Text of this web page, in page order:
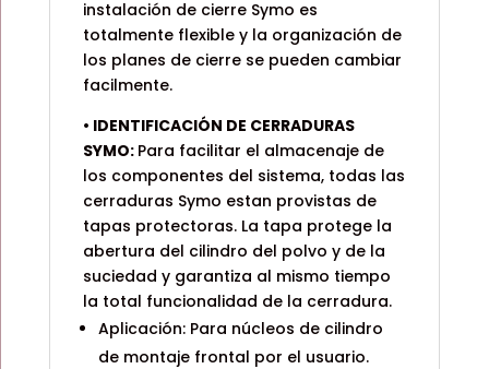
instalación de cierre Symo es
totalmente flexible y la organización de
los planes de cierre se pueden cambiar
facilmente.
• IDENTIFICACIÓN DE CERRADURAS
SYMO: Para facilitar el almacenaje de
los componentes del sistema, todas las
cerraduras Symo estan provistas de
tapas protectoras. La tapa protege la
abertura del cilindro del polvo y de la
suciedad y garantiza al mismo tiempo
la total funcionalidad de la cerradura.
Aplicación: Para núcleos de cilindro
de montaje frontal por el usuario.